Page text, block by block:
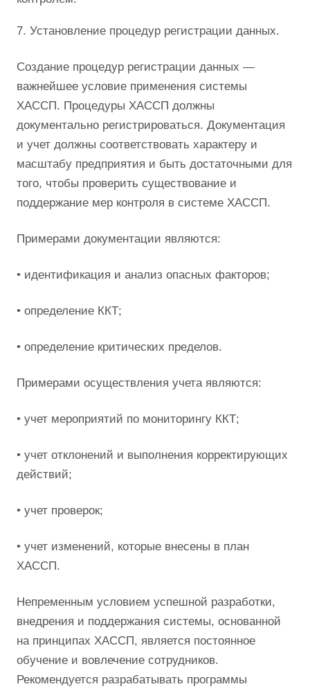
7. Установление процедур регистрации данных.
Создание процедур регистрации данных —
важнейшее условие применения системы
ХАССП. Процедуры ХАССП должны
документально регистрироваться. Документация
и учет должны соответствовать характеру и
масштабу предприятия и быть достаточными для
того, чтобы проверить существование и
поддержание мер контроля в системе ХАССП.
Примерами документации являются:
• идентификация и анализ опасных факторов;
• определение ККТ;
• определение критических пределов.
Примерами осуществления учета являются:
• учет мероприятий по мониторингу ККТ;
• учет отклонений и выполнения корректирующих
действий;
• учет проверок;
• учет изменений, которые внесены в план
ХАССП.
Непременным условием успешной разработки,
внедрения и поддержания системы, основанной
на принципах ХАССП, является постоянное
обучение и вовлечение сотрудников.
Рекомендуется разрабатывать программы